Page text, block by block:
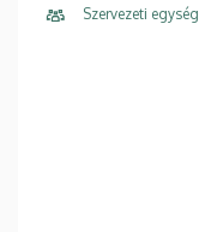
Szervezeti egység